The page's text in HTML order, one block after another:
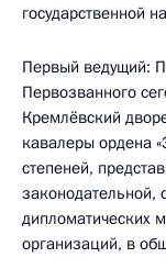
государственной
Первый ведущий:
Первозванного
Кремлёвский
кавалеры ордена
степеней,
законодательной,
дипломатических
организаций, в